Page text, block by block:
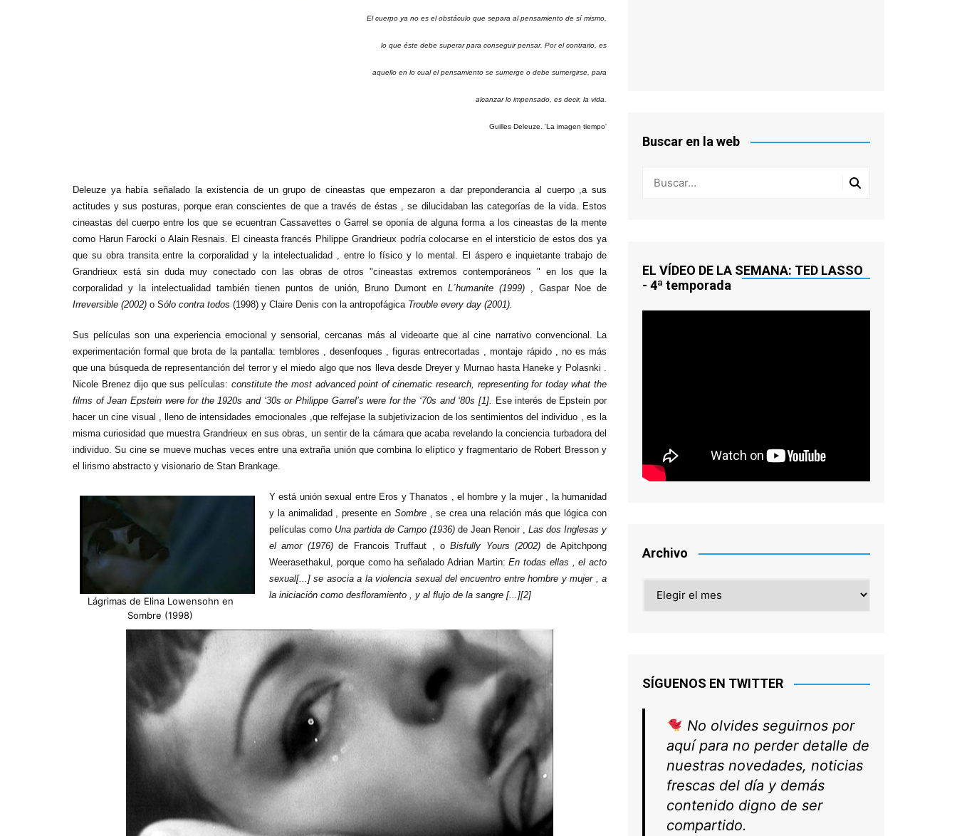
SEX EDUCATION
STRANGER THINGS
THE KILLING
THE LEFTOVERS
THE WIRE
TWIN PEAKS
VEEP
WEEDS
El cuerpo ya no es el obstáculo que separa al pensamiento de sí mismo,
lo que éste debe superar para conseguir pensar. Por el contrario, es
aquello en lo cual el pensamiento se sumerge o debe sumergirse, para
alcanzar lo impensado, es decir, la vida.
Guilles Deleuze. 'La imagen tiempo'
Deleuze ya había señalado la existencia de un grupo de cineastas que empezaron a dar preponderancia al cuerpo ,a sus
actitudes y sus posturas, porque eran conscientes de que a través de éstas , se dilucidaban las categorías de la vida. Estos
cineastas del cuerpo entre los que se ecuentran Cassavettes o Garrel se oponía de alguna forma a los cineastas de la mente
como Harun Farocki o Alain Resnais. El cineasta francés Philippe Grandrieux podría colocarse en el intersticio de estos dos ya
que su obra transita entre la corporalidad y la intelectualidad , entre lo físico y lo mental. El áspero e inquietante trabajo de
Grandrieux está sin duda muy conectado con las obras de otros "cineastas extremos contemporáneos " en los que la
corporalidad y la intelectualidad también tienen puntos de unión, Bruno Dumont enL´humanite (1999) , Gaspar Noe de
Irreversible (2002) o Sólo contra todos (1998) y Claire Denis con la antropofágica Trouble every day (2001).
Sus películas son una experiencia emocional y sensorial, cercanas más al videoarte que al cine narrativo convencional. La
experimentación formal que brota de la pantalla: temblores , desenfoques , figuras entrecortadas , montaje rápido , no es más
que una búsqueda de representanción del terror y el miedo algo que nos lleva desde Dreyer y Murnao hasta Haneke y Polasnki .
Nicole Brenez dijo que sus películas: constitute the most advanced point of cinematic research, representing for today what the
films of Jean Epstein were for the 1920s and ‘30s or Philippe Garrel’s were for the ‘70s and ‘80s [1]. Ese interés de Epstein por
hacer un cine visual , lleno de intensidades emocionales ,que relfejase la subjetivizacion de los sentimientos del individuo , es la
misma curiosidad que muestra Grandrieux en sus obras, un sentir de la cámara que acaba revelando la conciencia turbadora del
individuo. Su cine se mueve muchas veces entre una extraña unión que combina lo elíptico y fragmentario de Robert Bresson y
el lirismo abstracto y visionario de Stan Brankage.
Lágrimas de Elina Lowensohn en
Sombre (1998)
Y está unión sexual entre Eros y Thanatos , el hombre y la mujer , la humanidad
y la animalidad , presente en Sombre, se crea una relación más que lógica con
películas como Una partida de Campo (1936) de Jean Renoir , Las dos Inglesas y
el amor (1976)de Francois Truffaut , oBisfully Yours (2002) de Apitchpong
Weerasethakul, porque como ha señalado Adrian Martin:En todas ellas , el acto
sexual[...] se asocia a la violencia sexual del encuentro entre hombre y mujer , a
la iniciación como desfloramiento , y al flujo de la sangre [...][2]
Buscar en la web
EL VÍDEO DE LA SEMANA: TED LASSO
- 4ª temporada
Archivo
SÍGUENOS EN TWITTER
No olvides seguirnos por
aquí para no perder detalle de
nuestras novedades, noticias
frescas del día y demás
contenido digno de ser
compartido.